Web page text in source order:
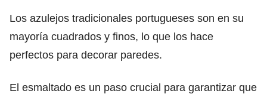
Los azulejos tradicionales portugueses son en su
mayoría cuadrados y finos, lo que los hace
perfectos para decorar paredes.
El esmaltado es un paso crucial para garantizar que